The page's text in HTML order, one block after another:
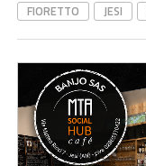
FIORETTO
JESI